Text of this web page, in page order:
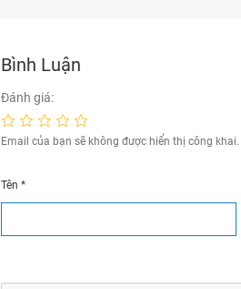
Bình Luận
Đánh giá:
Email của bạn sẽ không được hiển thị công khai.
Tên*